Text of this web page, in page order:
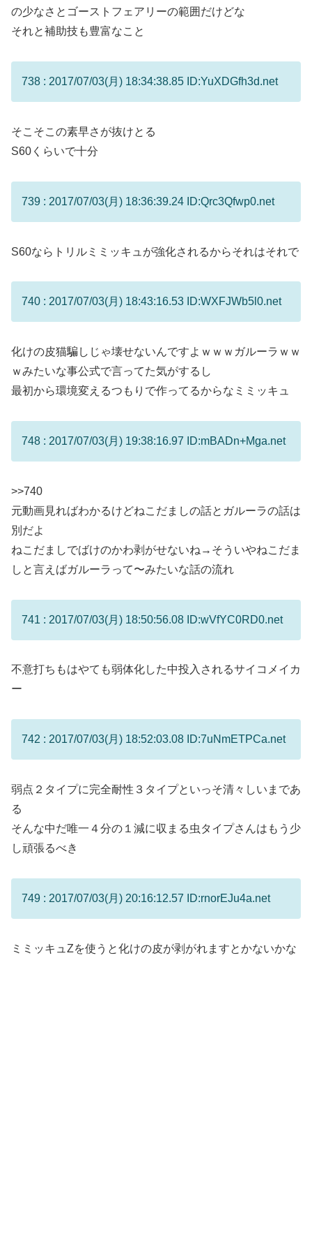
の少なさとゴーストフェアリーの範囲だけどな
それと補助技も豊富なこと
738 : 2017/07/03(月) 18:34:38.85 ID:YuXDGfh3d.net
そこそこの素早さが抜けとる
S60くらいで十分
739 : 2017/07/03(月) 18:36:39.24 ID:Qrc3Qfwp0.net
S60ならトリルミミッキュが強化されるからそれはそれで
740 : 2017/07/03(月) 18:43:16.53 ID:WXFJWb5l0.net
化けの皮猫騙しじゃ壊せないんですよｗｗｗガルーラｗｗ
ｗみたいな事公式で言ってた気がするし
最初から環境変えるつもりで作ってるからなミミッキュ
748 : 2017/07/03(月) 19:38:16.97 ID:mBADn+Mga.net
>>740
元動画見ればわかるけどねこだましの話とガルーラの話は
別だよ
ねこだましでばけのかわ剥がせないね→そういやねこだま
しと言えばガルーラって〜みたいな話の流れ
741 : 2017/07/03(月) 18:50:56.08 ID:wVfYC0RD0.net
不意打ちもはやても弱体化した中投入されるサイコメイカ
ー
742 : 2017/07/03(月) 18:52:03.08 ID:7uNmETPCa.net
弱点２タイプに完全耐性３タイプといっそ清々しいまであ
る
そんな中だ唯一４分の１減に収まる虫タイプさんはもう少
し頑張るべき
749 : 2017/07/03(月) 20:16:12.57 ID:rnorEJu4a.net
ミミッキュZを使うと化けの皮が剥がれますとかないかな